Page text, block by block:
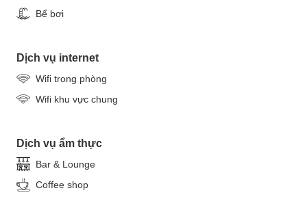
Bể bơi
Dịch vụ internet
Wifi trong phòng
Wifi khu vực chung
Dịch vụ ẩm thực
Bar & Lounge
Coffee shop